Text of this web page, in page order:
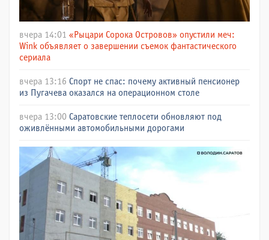
вчера 14:01 «Рыцари Сорока Островов» опустили меч:
Wink объявляет о завершении съемок фантастического
сериала
вчера 13:16 Спорт не спас: почему активный пенсионер
из Пугачева оказался на операционном столе
вчера 13:00 Саратовские теплосети обновляют под
оживлёнными автомобильными дорогами